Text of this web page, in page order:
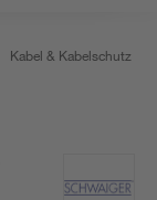
Kabel & Kabelschutz